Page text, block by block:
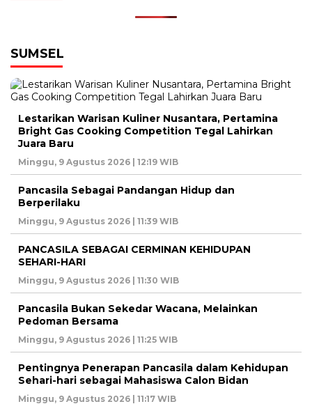
SUMSEL
Lestarikan Warisan Kuliner Nusantara, Pertamina
Bright Gas Cooking Competition Tegal Lahirkan
Juara Baru
Minggu, 9 Agustus 2026 | 12:19 WIB
Pancasila Sebagai Pandangan Hidup dan
Berperilaku
Minggu, 9 Agustus 2026 | 11:39 WIB
PANCASILA SEBAGAI CERMINAN KEHIDUPAN
SEHARI-HARI
Minggu, 9 Agustus 2026 | 11:30 WIB
Pancasila Bukan Sekedar Wacana, Melainkan
Pedoman Bersama
Minggu, 9 Agustus 2026 | 11:25 WIB
Pentingnya Penerapan Pancasila dalam Kehidupan
Sehari-hari sebagai Mahasiswa Calon Bidan
Minggu, 9 Agustus 2026 | 11:17 WIB